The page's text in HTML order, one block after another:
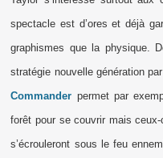
spectacle est d’ores et déjà
graphismes que la physique.
stratégie nouvelle génération
Commander permet par
forêt pour se couvrir mais
s’écrouleront sous le feu